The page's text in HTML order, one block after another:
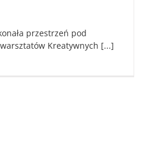
przestrzeń pod
Kreatywnych [...]